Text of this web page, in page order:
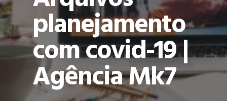
planejamento
com covid-19 |
Agência Mk7